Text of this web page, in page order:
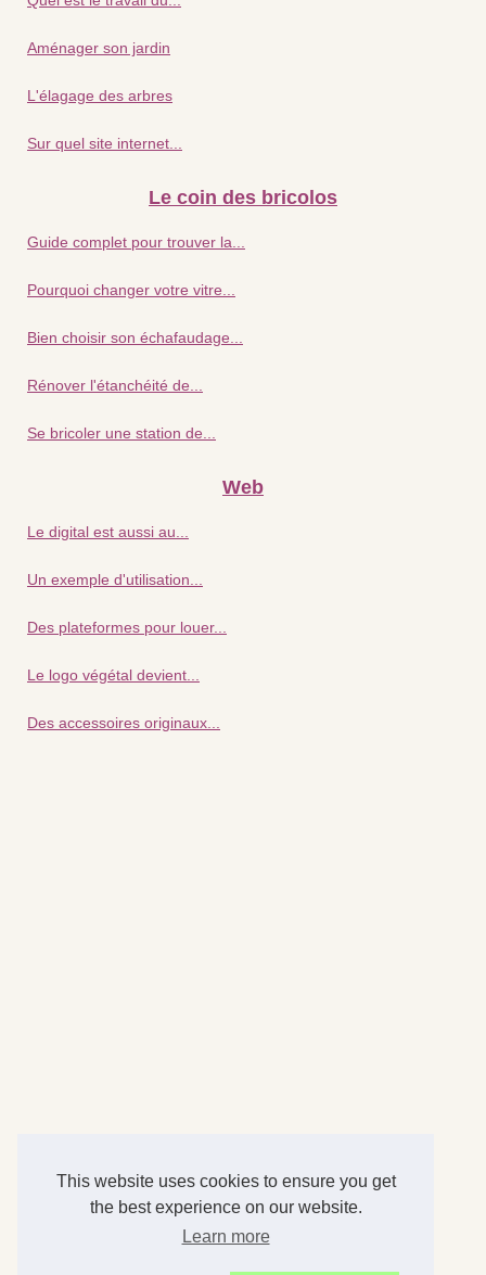
This website uses cookies to ensure you get
the best experience on our website.
Learn more
Aménager son jardin
L'élagage des arbres
Sur quel site internet...
Le coin des bricolos
Guide complet pour trouver la...
Pourquoi changer votre vitre...
Bien choisir son échafaudage...
Rénover l'étanchéité de...
Se bricoler une station de...
Web
Le digital est aussi au...
Un exemple d'utilisation...
Des plateformes pour louer...
Le logo végétal devient...
Des accessoires originaux...